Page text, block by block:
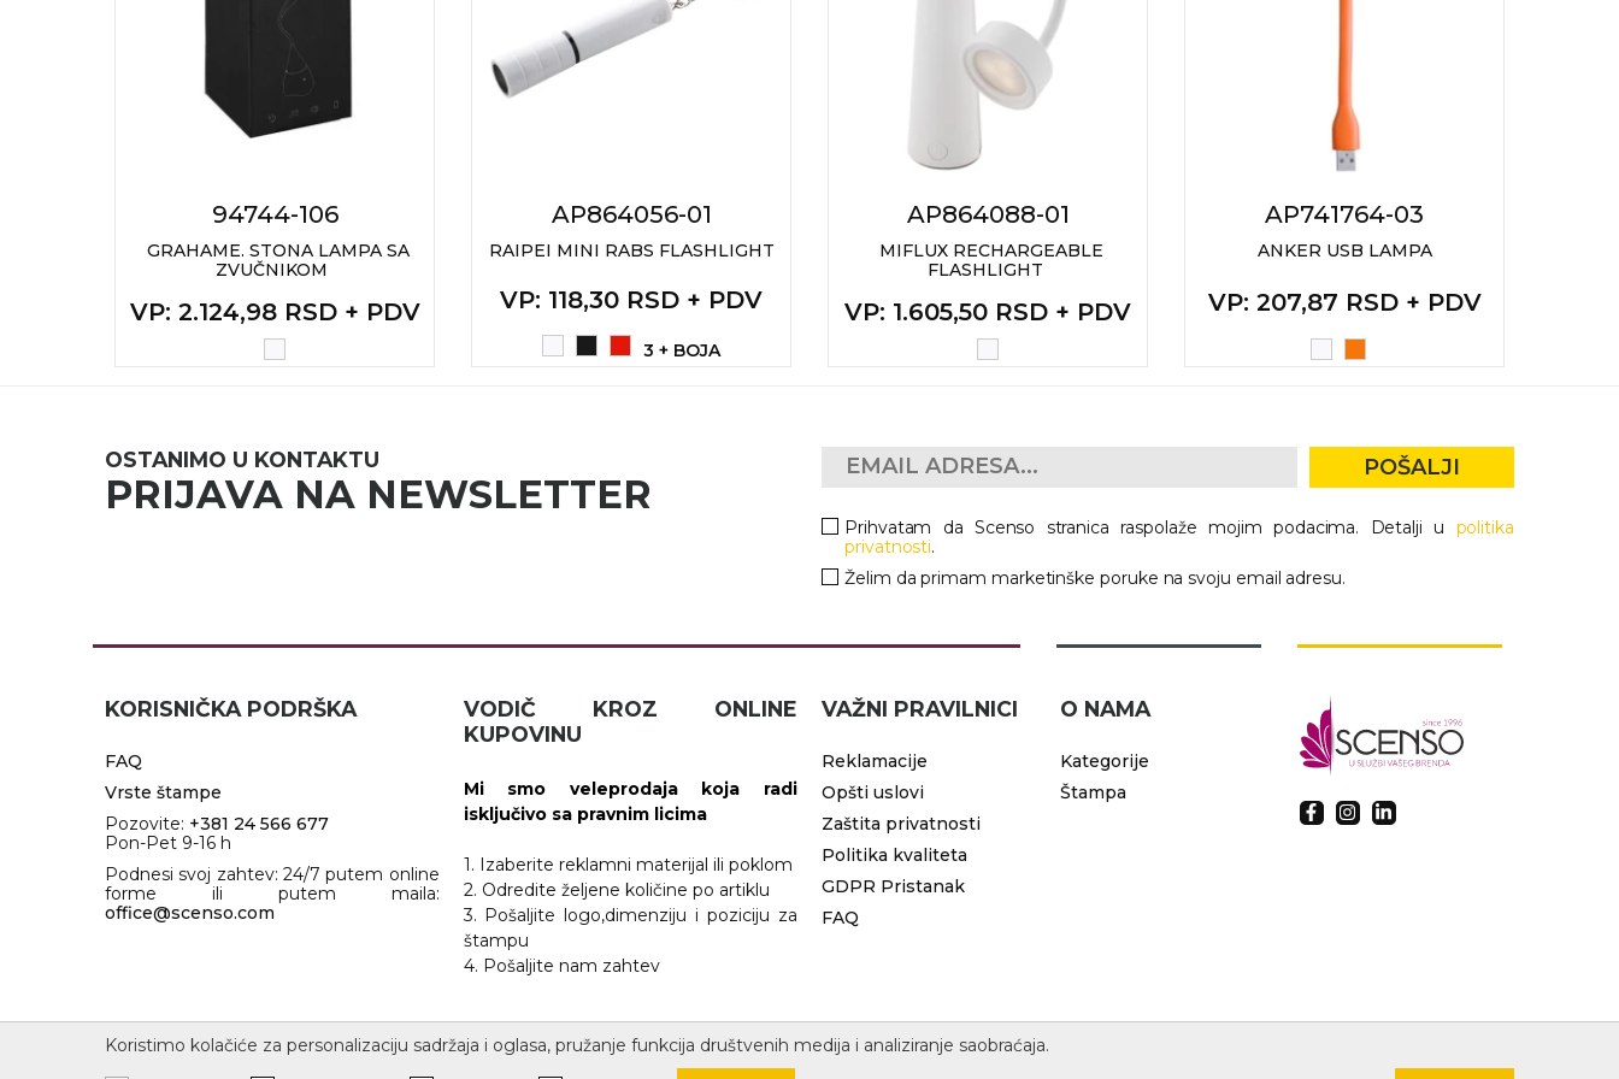
RADNA OPREMA
94744-106
GRAHAME. STONA LAMPA SA
ZVUČNIKOM
VP: 2.124,98 RSD + PDV
AP864056-01
RAIPEI MINI RABS FLASHLIGHT
VP: 118,30 RSD + PDV
3 + BOJA
AP864088-01
MIFLUX RECHARGEABLE
FLASHLIGHT
VP: 1.605,50 RSD + PDV
AP741764-03
ANKER USB LAMPA
VP: 207,87 RSD + PDV
OSTANIMO U KONTAKTU
PRIJAVA NA NEWSLETTER
POŠALJI
Prihvatam da Scenso stranica raspolaže mojim podacima. Detalji u politika
privatnosti.
Želim da primam marketinške poruke na svoju email adresu.
KORISNIČKA PODRŠKA
FAQ
Vrste štampe
Pozovite: +381 24 566 677
Pon-Pet 9-16 h
Podnesi svoj zahtev: 24/7 putem online
forme ili putem maila:
office@scenso.com
VODIČ KROZ ONLINE
KUPOVINU
Mi smo veleprodaja koja radi
isključivo sa pravnim licima
1. Izaberite reklamni materijal ili poklom
2. Odredite željene količine po artiklu
3. Pošaljite logo,dimenziju i poziciju za
štampu
4. Pošaljite nam zahtev
VAŽNI PRAVILNICI
Reklamacije
Opšti uslovi
Zaštita privatnosti
Politika kvaliteta
GDPR Pristanak
FAQ
O NAMA
Kategorije
Štampa
Koristimo kolačiće za personalizaciju sadržaja i oglasa, pružanje funkcija društvenih medija i analiziranje saobraćaja.